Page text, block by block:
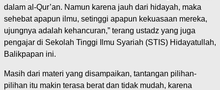
dalam al-Qur’an. Namun karena jauh dari hidayah, maka
sehebat apapun ilmu, setinggi apapun kekuasaan mereka,
ujungnya adalah kehancuran,” terang ustadz yang juga
pengajar di Sekolah Tinggi Ilmu Syariah (STIS) Hidayatullah,
Balikpapan ini.
Masih dari materi yang disampaikan, tantangan pilihan-
pilihan itu makin terasa berat dan tidak mudah, karena